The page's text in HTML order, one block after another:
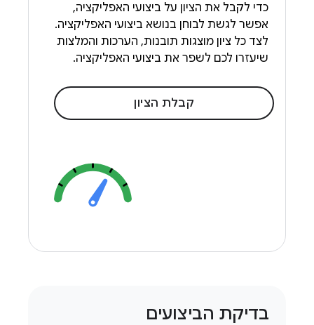
כדי לקבל את הציון על ביצועי האפליקציה,
אפשר לגשת לבוחן בנושא ביצועי האפליקציה.
לצד כל ציון מוצגות תובנות, הערכות והמלצות
שיעזרו לכם לשפר את ביצועי האפליקציה.
קבלת הציון
בדיקת הביצועים